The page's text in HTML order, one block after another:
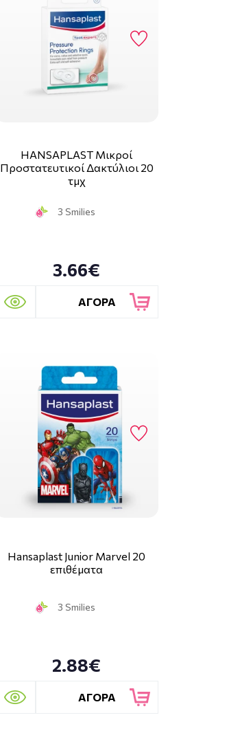
HANSAPLAST Μικροί
Προστατευτικοί Δακτύλιοι 20
τμχ
3 Smilies
3.66€
ΑΓΟΡΑ
Hansaplast Junior Marvel 20
επιθέματα
3 Smilies
2.88€
ΑΓΟΡΑ